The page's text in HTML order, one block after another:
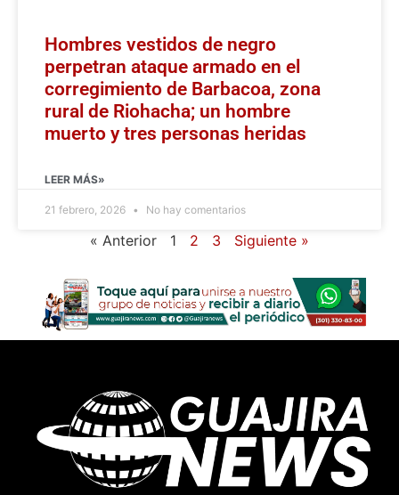
Hombres vestidos de negro
perpetran ataque armado en el
corregimiento de Barbacoa, zona
rural de Riohacha; un hombre
muerto y tres personas heridas
LEER MÁS»
21 febrero, 2026 No hay comentarios
« Anterior 1 2 3 Siguiente »